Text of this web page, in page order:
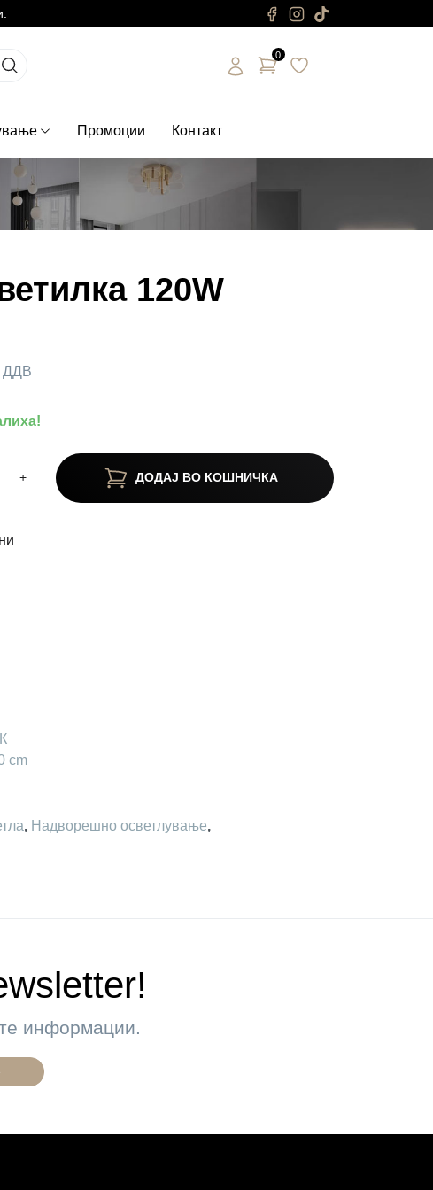
0
Промоции Контакт
120W
ДДВ
+ ДОДАЈ ВО КОШНИЧКА
cm
, Надворешно осветлување,
информации.